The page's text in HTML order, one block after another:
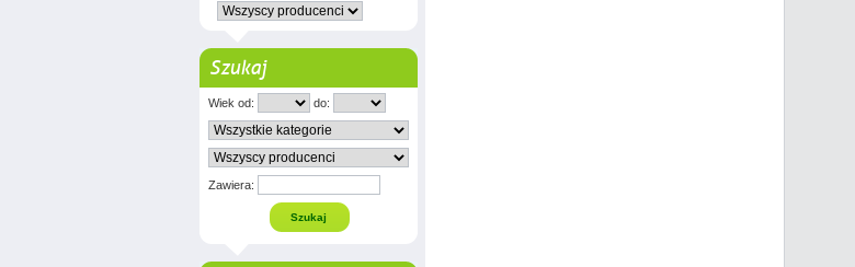
Szukaj
Wiek od: do:
Zawiera: